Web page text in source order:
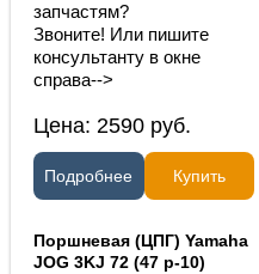
запчастям?
Звоните! Или пишите
консультанту в окне
справа-->
Цена:2590 руб.
Подробнее Купить
Поршневая (ЦПГ) Yamaha
JOG 3KJ 72 (47 p-10)